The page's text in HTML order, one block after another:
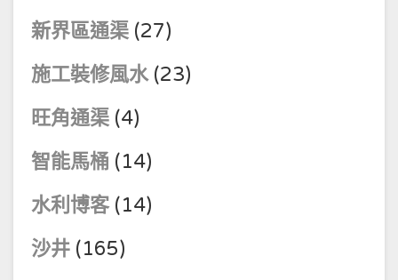
新界區通渠 (27)
施工裝修風水(23)
旺角通渠 (4)
智能馬桶 (14)
水利博客(14)
沙井 (165)